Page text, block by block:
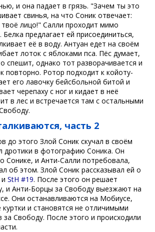
и она падает в грязь. "Зачем ты это
свинья, на что Соник отвечает:
лицо!" Салли проходит мимо
предлагает ей присоединиться,
её в воду. Антуан едет на своём
лоток с яблоками пса. Пёс думает,
спешит, однако тот разворачивается и
повторно. Ротор подходит к койоту-
его лавочку бейсбольной битой и
черепаху с ног и кидает в неё
в лес и встречается там с остальными
часть 2
до этого Злой Соник скучал в своём
дротики в фотографию Соника. Он
Сонике, и Анти-Салли потребовала,
об этом. Злой Соник рассказывал ей о
и StH #19. После этого он решает
и Анти-Борцы за Свободу выезжают на
Они останавливаются на Мобиусе,
и становятся не отличимыми
Свободу. После этого и происходили